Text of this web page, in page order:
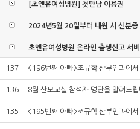
[초앤유여성병원] 첫만남 이용권
2024년5월 20일부터 내원 시 신분증
초앤유여성병원 온라인 출생신고 서
137 <196번째 아빠>조규학 산부인과에서
136 8월 산모교실 참석자 명단을 알려드립
135 <195번째 아빠>조규학 산부인과에서